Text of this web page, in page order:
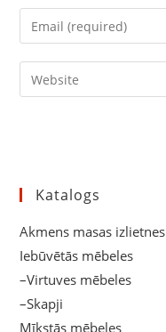
name
comment
Enter
your
email
address
Enter
your
Katalogs
Akmens masas izlietnes
Iebūvētās mēbeles
–Virtuves mēbeles
–Skapji
Mīkstās mēbeles